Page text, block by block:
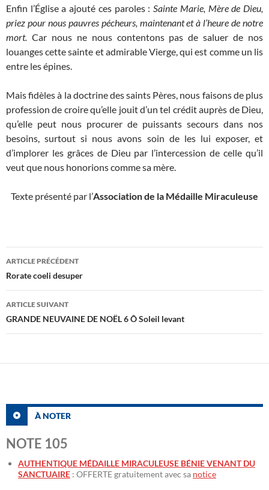
Enfin l’Église a ajouté ces paroles :Sainte Marie, Mère de Dieu,
priez pour nous pauvres pécheurs, maintenant et à l’heure de notre
mort. Car nous ne nous contentons pas de saluer de nos
louanges cette sainte et admirable Vierge, qui est comme un lis
entre les épines.
Mais fidèles à la doctrine des saints Pères, nous faisons de plus
profession de croire qu’elle jouit d’un tel crédit auprès de Dieu,
qu’elle peut nous procurer de puissants secours dans nos
besoins, surtout si nous avons soin de les lui exposer, et
d’implorer les grâces de Dieu par l’intercession de celle qu’il
veut que nous honorions comme sa mère.
Texte présenté par l’Association de la Médaille Miraculeuse
Navigation
des
articles
ARTICLE PRÉCÉDENT
Rorate coeli desuper
ARTICLE SUIVANT
GRANDE NEUVAINE DE NOËL 6 Ô Soleil levant
À NOTER
NOTE 105
AUTHENTIQUE MÉDAILLE MIRACULEUSE BÉNIE VENANT DU
SANCTUAIRE : OFFERTE gratuitement avec sa notice